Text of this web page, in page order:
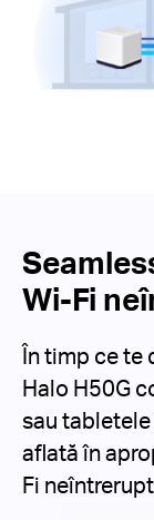
Wi-Fi
În timp ce te
Halo H50G
sau
aflată în
Fi